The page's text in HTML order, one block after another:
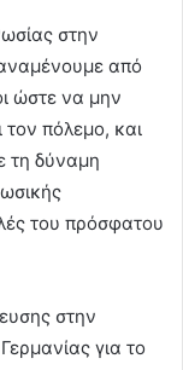
στην
από
ώστε να μην
τον πόλεμο, και
τη δύναμη
του πρόσφατου
στην
για το